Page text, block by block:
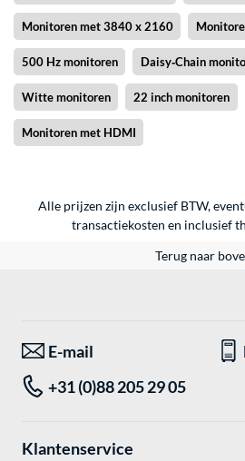
Monitoren met 3840 x 2160
500 Hz monitoren Daisy‑Chain
Witte monitoren 22 inch monitoren
Monitoren met HDMI
Alle prijzen zijn exclusief BTW,
transactiekosten en inclusief
Terug naar
E-mail
+31 (0)88 205 29 05
Klantenservice